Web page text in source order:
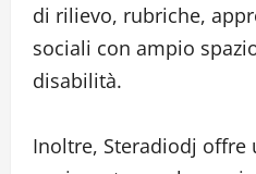
di rilievo, rubriche,
sociali con ampio
disabilità.
Inoltre, Steradiodj offre